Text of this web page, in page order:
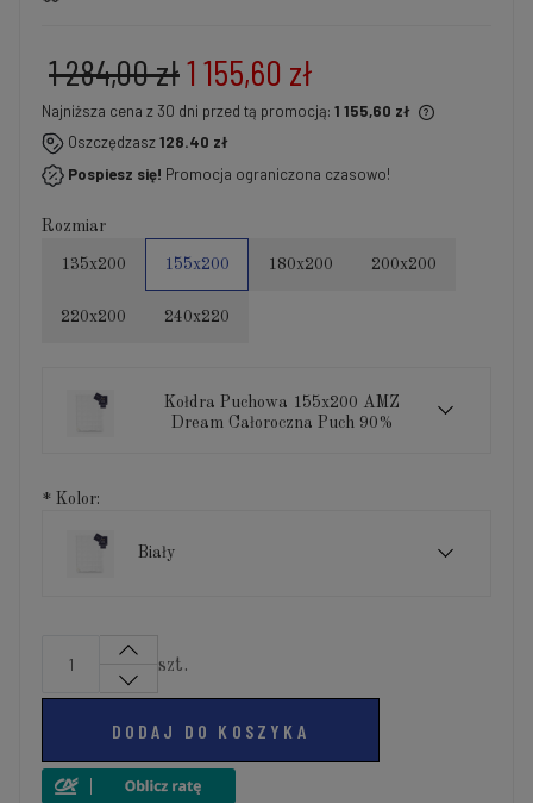
1 155,60 zł
1 284,00 zł
Najniższa cena z 30 dni przed tą promocją: 1 155,60 zł
Jeżeli produkt jest sprzedawany krócej niż 30 dni,
wyświetlana jest najniższa cena od momentu, kiedy
produkt pojawił się w sprzedaży.
Oszczędzasz128.40 zł
Pospiesz się! Promocja ograniczona czasowo!
Rozmiar
135x200 155x200 180x200 200x200
220x200 240x220
Kołdra Puchowa 155x200 AMZ
Dream Całoroczna Puch 90%
* Kolor:
Biały
szt.
DODAJ DO KOSZYKA